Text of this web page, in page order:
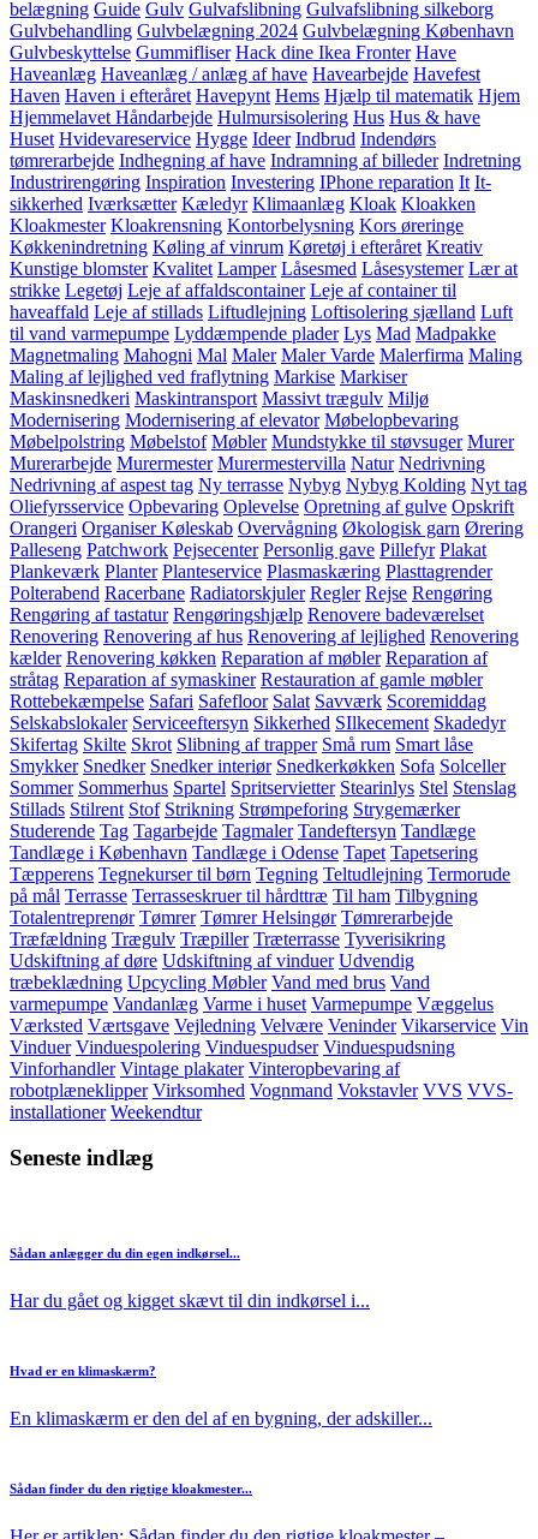
belægning Guide Gulv Gulvafslibning Gulvafslibning silkeborg
Gulvbehandling Gulvbelægning 2024 Gulvbelægning København
Gulvbeskyttelse Gummifliser Hack dine Ikea Fronter Have
Haveanlæg Haveanlæg / anlæg af have Havearbejde Havefest
Haven Haven i efteråret Havepynt Hems Hjælp til matematik Hjem
Hjemmelavet Håndarbejde Hulmursisolering Hus Hus & have
Huset Hvidevareservice Hygge Ideer Indbrud Indendørs
tømrerarbejde Indhegning af have Indramning af billeder Indretning
Industrirengøring Inspiration Investering IPhone reparation It It-
sikkerhed Iværksætter Kæledyr Klimaanlæg Kloak Kloakken
Kloakmester Kloakrensning Kontorbelysning Kors øreringe
Køkkenindretning Køling af vinrum Køretøj i efteråret Kreativ
Kunstige blomster Kvalitet Lamper Låsesmed Låsesystemer Lær at
strikke Legetøj Leje af affaldscontainer Leje af container til
haveaffald Leje af stillads Liftudlejning Loftisolering sjælland Luft
til vand varmepumpe Lyddæmpende plader Lys Mad Madpakke
Magnetmaling Mahogni Mal Maler Maler Varde Malerfirma Maling
Maling af lejlighed ved fraflytning Markise Markiser
Maskinsnedkeri Maskintransport Massivt trægulv Miljø
Modernisering Modernisering af elevator Møbelopbevaring
Møbelpolstring Møbelstof Møbler Mundstykke til støvsuger Murer
Murerarbejde Murermester Murermestervilla Natur Nedrivning
Nedrivning af aspest tag Ny terrasse Nybyg Nybyg Kolding Nyt tag
Oliefyrsservice Opbevaring Oplevelse Opretning af gulve Opskrift
Orangeri Organiser Køleskab Overvågning Økologisk garn Ørering
Palleseng Patchwork Pejsecenter Personlig gave Pillefyr Plakat
Plankeværk Planter Planteservice Plasmaskæring Plasttagrender
Polterabend Racerbane Radiatorskjuler Regler Rejse Rengøring
Rengøring af tastatur Rengøringshjælp Renovere badeværelset
Renovering Renovering af hus Renovering af lejlighed Renovering
kælder Renovering køkken Reparation af møbler Reparation af
stråtag Reparation af symaskiner Restauration af gamle møbler
Rottebekæmpelse Safari Safefloor Salat Savværk Scoremiddag
Selskabslokaler Serviceeftersyn Sikkerhed SIlkecement Skadedyr
Skifertag Skilte Skrot Slibning af trapper Små rum Smart låse
Smykker Snedker Snedker interiør Snedkerkøkken Sofa Solceller
Sommer Sommerhus Spartel Spritservietter Stearinlys Stel Stenslag
Stillads Stilrent Stof Strikning Strømpeforing Strygemærker
Studerende Tag Tagarbejde Tagmaler Tandeftersyn Tandlæge
Tandlæge i København Tandlæge i Odense Tapet Tapetsering
Tæpperens Tegnekurser til børn Tegning Teltudlejning Termorude
på mål Terrasse Terrasseskruer til hårdttræ Til ham Tilbygning
Totalentreprenør Tømrer Tømrer Helsingør Tømrerarbejde
Træfældning Trægulv Træpiller Træterrasse Tyverisikring
Udskiftning af døre Udskiftning af vinduer Udvendig
træbeklædning Upcycling Møbler Vand med brus Vand
varmepumpe Vandanlæg Varme i huset Varmepumpe Væggelus
Værksted Værtsgave Vejledning Velvære Veninder Vikarservice Vin
Vinduer Vinduespolering Vinduespudser Vinduespudsning
Vinforhandler Vintage plakater Vinteropbevaring af
robotplæneklipper Virksomhed Vognmand Vokstavler VVS VVS-
installationer Weekendtur
Seneste indlæg
Sådan anlægger du din egen indkørsel...
Har du gået og kigget skævt til din indkørsel i...
Hvad er en klimaskærm?
En klimaskærm er den del af en bygning, der adskiller...
Sådan finder du den rigtige kloakmester...